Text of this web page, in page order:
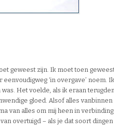
geweest zijn. Ik moet toen
‘in overgave’ noem.
Het voelde, als ik eraan
gloed. Alsof alles
van alles om mij heen in
overtuigd – als je dat soort dingen